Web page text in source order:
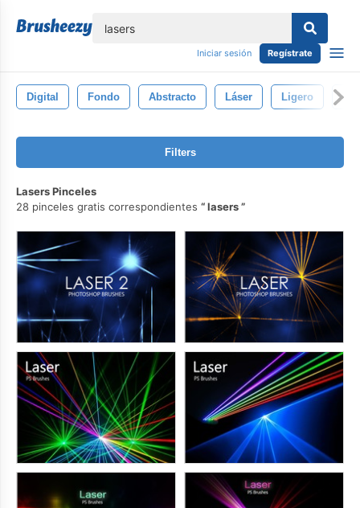
Iniciar sesión Regístrate
Digital Fondo Abstracto Láser Ligero
Filters
Lasers Pinceles
28 pinceles gratis correspondientes
lasers